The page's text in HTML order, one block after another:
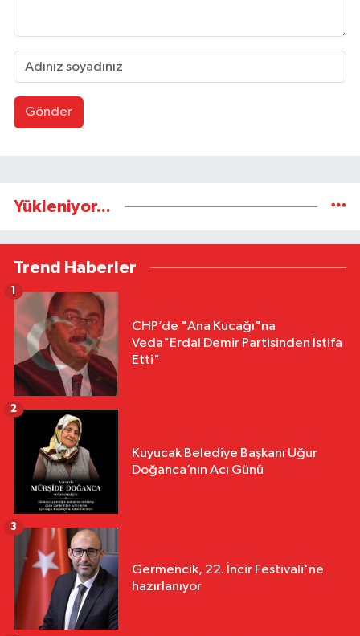
Gönder
Yükleniyor...
Trend Haberler
CHP’de "Ana Kucağı"na
Veda"Erdal Demir Partisinden İstifa
Etti"
1
Kuyucak Belediye Başkanı Uğur
Doğanca’nın Acı Günü
2
Germencik, 22. İncir Festivali'ne
hazırlanıyor
3